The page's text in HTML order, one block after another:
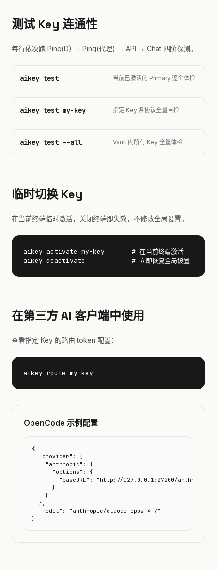
测试 Key 连通性
每行依次跑 Ping(D) → Ping(代理) → API → Chat 四阶探测。
aikey test 当前已激活的 Primary 逐个体检
aikey test my-key 指定 Key 各协议全量自检
aikey test --all Vault 内所有 Key 全量体检
临时切换 Key
在当前终端临时激活，关闭终端即失效，不修改全局设置。
aikey activate my-key       # 在当前终端激活
aikey deactivate            # 立即恢复全局设置
在第三方 AI 客户端中使用
查看指定 Key 的路由 token 配置：
aikey route my-key
OpenCode 示例配置
{
  "provider": {
    "anthropic": {
      "options": {
"baseURL": "http://127.0.0.1:27200/anthropic/
      }
    }
  },
  "model": "anthropic/claude-opus-4-7"
}